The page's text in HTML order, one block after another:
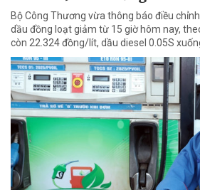
Bộ Công Thương vừa thông báo điều
dầu đồng loạt giảm từ 15 giờ hôm nay,
còn 22.324 đồng/lít, dầu diesel 0.05S